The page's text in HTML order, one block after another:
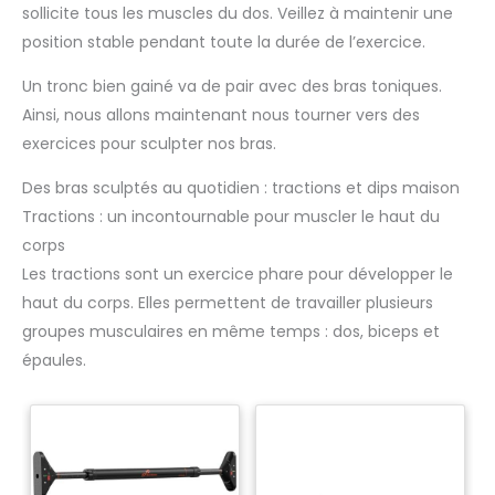
pour le frotter et il sera comme neuf;nos tapis de sport
pour économiser de l'espace pour le stockage. UTILISATION
yoga,il peut également être un tapis de pilates, un tapis de
gym,un coussin de méditation,un tapis d'échauffement,un
tapis de sol camping,un tapis de physiothérapie,un tapis
home trainer,un coussin de voyage et ainsi de suite.Nos
tapis de sport peuvent répondre à la plupart des besoins en
efficaces lorsqu'ils sont combinés à d'autres équipements
de fitness tels que les rouleaux d'entraînement.
sollicite tous les muscles du dos. Veillez à maintenir une
position stable pendant toute la durée de l’exercice.
Un tronc bien gainé va de pair avec des bras toniques.
Ainsi, nous allons maintenant nous tourner vers des
exercices pour sculpter nos bras.
Des bras sculptés au quotidien : tractions et dips maison
Tractions : un incontournable pour muscler le haut du
corps
Les tractions sont un exercice phare pour développer le
haut du corps. Elles permettent de travailler plusieurs
groupes musculaires en même temps : dos, biceps et
épaules.